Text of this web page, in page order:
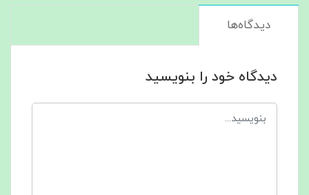
دیدگاه‌ها
دیدگاه خود را بنویسید